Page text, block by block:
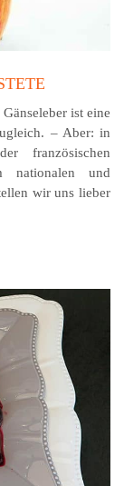
ist eine
– Aber: in
französischen
nationalen und
wir uns lieber